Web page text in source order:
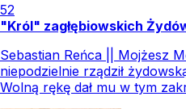
52
"Król" zagłębiowskich
Sebastian Reńca || Mojżesz
niepodzielnie rządził
Wolną rękę dał mu w tym